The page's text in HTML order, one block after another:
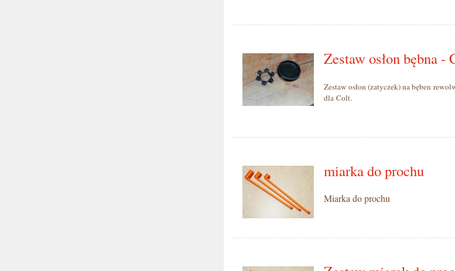
Zestaw osłon bębna
Zestaw osłon (zatyczek) na bęben
dla Colt.
miarka do prochu
Miarka do prochu